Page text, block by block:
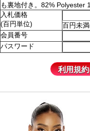
も裏地付き。82% Polyester
入札価格
(百円単位)
百円未
会員番号
パスワード